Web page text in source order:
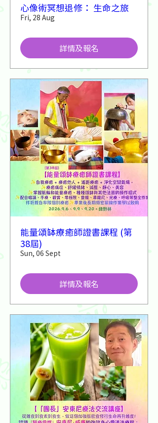
心像術冥想退修： 生命之旅
Fri, 28 Aug
詳情及報名
能量頌缽療癒師證書課程 (第
38屆)
Sun, 06 Sept
詳情及報名